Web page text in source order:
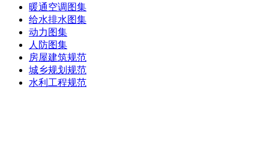
暖通空调图集
给水排水图集
动力图集
人防图集
房屋建筑规范
城乡规划规范
水利工程规范